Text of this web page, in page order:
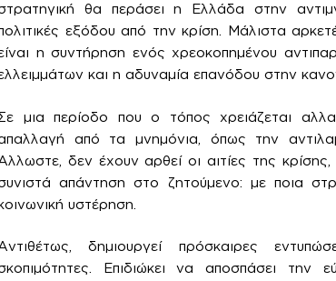
θα περάσει η Ελλάδα στην
εξόδου από την κρίση. Μάλιστα
η συντήρηση ενός χρεοκοπημένου
και η αδυναμία επανόδου στην
μια περίοδο που ο τόπος χρειάζεται
από τα μνημόνια, όπως την
δεν έχουν αρθεί οι αιτίες της
απάντηση στο ζητούμενο: με ποια
υστέρηση.
δημιουργεί πρόσκαιρες
Επιδιώκει να αποσπάσει την